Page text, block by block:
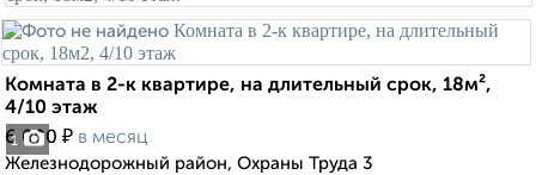
1
Комната в 2-к квартире, на длительный срок, 18м²,
4/10 этаж
6 000 ₽ в месяц
Железнодорожный район, Охраны Труда 3